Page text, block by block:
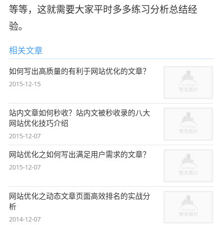
等等，这就需要大家平时多多练习分析总结经
验。
相关文章
如何写出高质量的有利于网站优化的文章？
2015-12-15
站内文章如何秒收？站内文被秒收录的八大
网站优化技巧介绍
2015-12-07
网站优化之如何写出满足用户需求的文章？
2015-12-07
网站优化之动态文章页面高效排名的实战分
析
2014-12-07